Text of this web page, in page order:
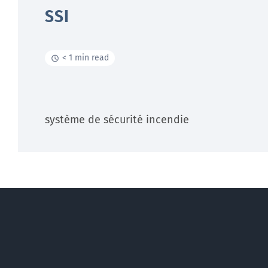
SSI
< 1 min read
système de sécurité incendie